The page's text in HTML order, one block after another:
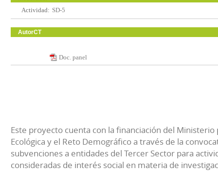
Actividad: SD-5
AutorCT
Doc. panel
Este proyecto cuenta con la financiación del Ministerio
Ecológica y el Reto Demográfico a través de la
subvenciones a entidades del Tercer Sector para
consideradas de interés social en materia de